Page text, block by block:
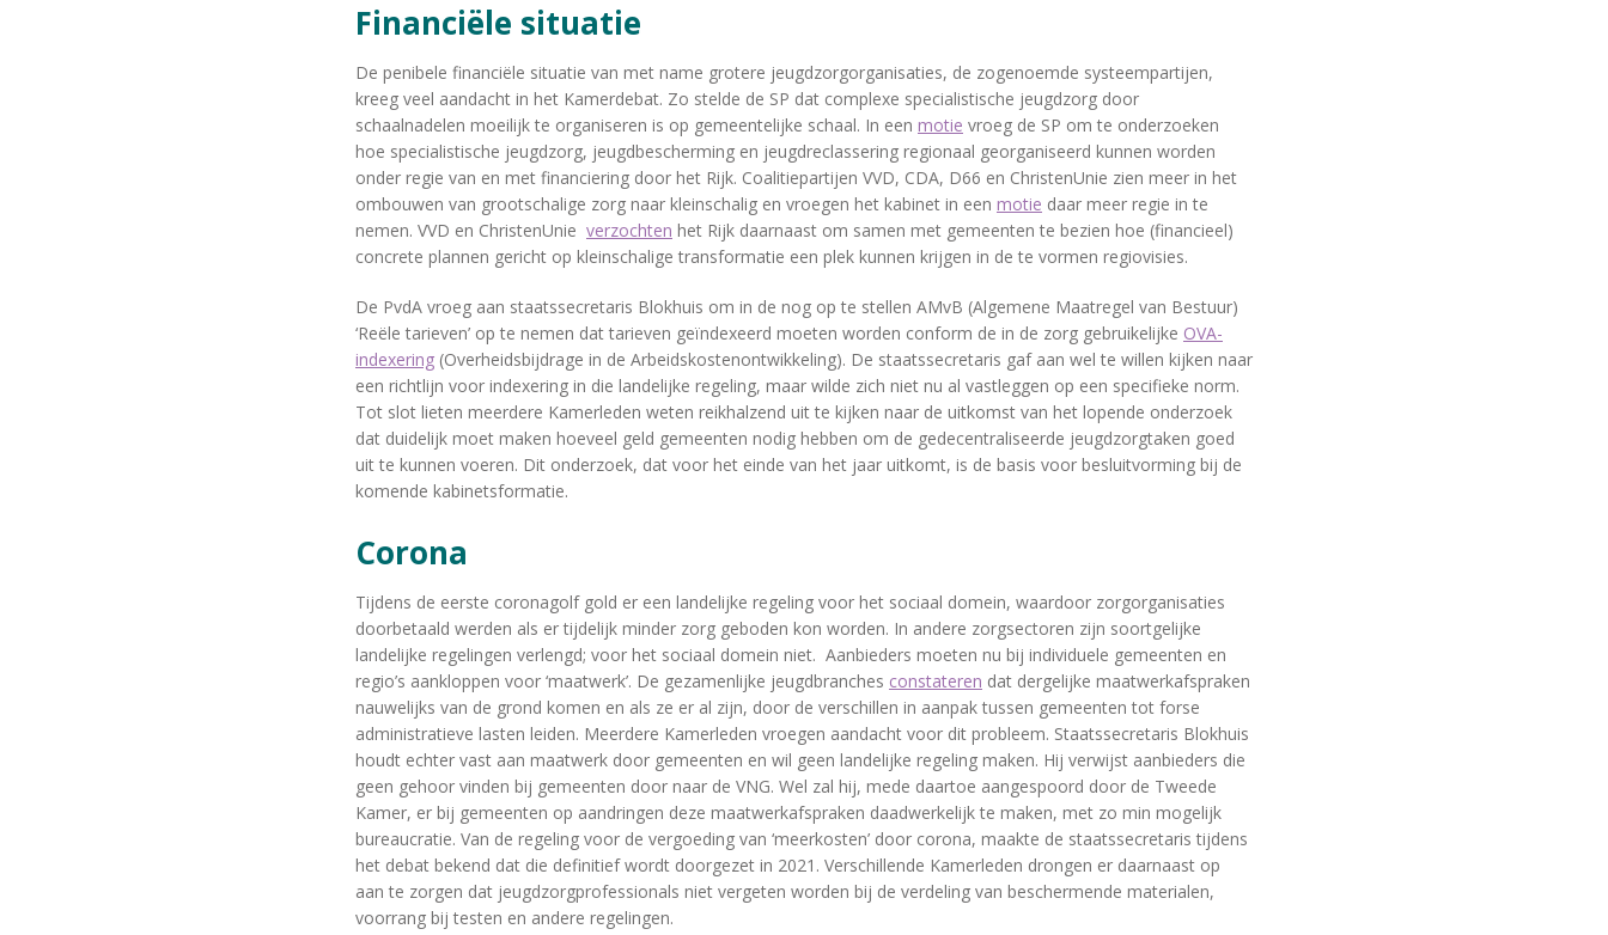
Financiële situatie
De penibele financiële situatie van met name grotere jeugdzorgorganisaties, de zogenoemde systeempartijen,
kreeg veel aandacht in het Kamerdebat. Zo stelde de SP dat complexe specialistische jeugdzorg door
schaalnadelen moeilijk te organiseren is op gemeentelijke schaal. In een motie vroeg de SP om te onderzoeken
hoe specialistische jeugdzorg, jeugdbescherming en jeugdreclassering regionaal georganiseerd kunnen worden
onder regie van en met financiering door het Rijk. Coalitiepartijen VVD, CDA, D66 en ChristenUnie zien meer in het
ombouwen van grootschalige zorg naar kleinschalig en vroegen het kabinet in een motie daar meer regie in te
nemen. VVD en ChristenUnie verzochten het Rijk daarnaast om samen met gemeenten te bezien hoe (financieel)
concrete plannen gericht op kleinschalige transformatie een plek kunnen krijgen in de te vormen regiovisies.
De PvdA vroeg aan staatssecretaris Blokhuis om in de nog op te stellen AMvB (Algemene Maatregel van Bestuur)
‘Reële tarieven’ op te nemen dat tarieven geïndexeerd moeten worden conform de in de zorg gebruikelijke OVA-
indexering (Overheidsbijdrage in de Arbeidskostenontwikkeling). De staatssecretaris gaf aan wel te willen kijken naar
een richtlijn voor indexering in die landelijke regeling, maar wilde zich niet nu al vastleggen op een specifieke norm.
Tot slot lieten meerdere Kamerleden weten reikhalzend uit te kijken naar de uitkomst van het lopende onderzoek
dat duidelijk moet maken hoeveel geld gemeenten nodig hebben om de gedecentraliseerde jeugdzorgtaken goed
uit te kunnen voeren. Dit onderzoek, dat voor het einde van het jaar uitkomt, is de basis voor besluitvorming bij de
komende kabinetsformatie.
Corona
Tijdens de eerste coronagolf gold er een landelijke regeling voor het sociaal domein, waardoor zorgorganisaties
doorbetaald werden als er tijdelijk minder zorg geboden kon worden. In andere zorgsectoren zijn soortgelijke
landelijke regelingen verlengd; voor het sociaal domein niet. Aanbieders moeten nu bij individuele gemeenten en
regio’s aankloppen voor ‘maatwerk’. De gezamenlijke jeugdbranches constateren dat dergelijke maatwerkafspraken
nauwelijks van de grond komen en als ze er al zijn, door de verschillen in aanpak tussen gemeenten tot forse
administratieve lasten leiden. Meerdere Kamerleden vroegen aandacht voor dit probleem. Staatssecretaris Blokhuis
houdt echter vast aan maatwerk door gemeenten en wil geen landelijke regeling maken. Hij verwijst aanbieders die
geen gehoor vinden bij gemeenten door naar de VNG. Wel zal hij, mede daartoe aangespoord door de Tweede
Kamer, er bij gemeenten op aandringen deze maatwerkafspraken daadwerkelijk te maken, met zo min mogelijk
bureaucratie. Van de regeling voor de vergoeding van ‘meerkosten’ door corona, maakte de staatssecretaris tijdens
het debat bekend dat die definitief wordt doorgezet in 2021. Verschillende Kamerleden drongen er daarnaast op
aan te zorgen dat jeugdzorgprofessionals niet vergeten worden bij de verdeling van beschermende materialen,
voorrang bij testen en andere regelingen.